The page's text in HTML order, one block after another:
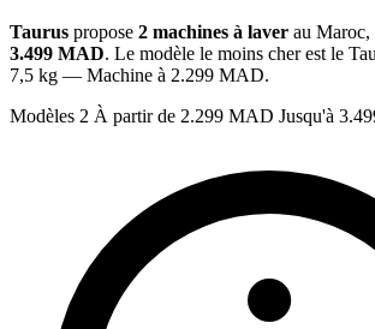
Taurus propose 2 machines à laver au Maroc,
3.499 MAD. Le modèle le moins cher est le
7,5 kg — Machine à 2.299 MAD.
Modèles 2 À partir de 2.299 MAD Jusqu'à